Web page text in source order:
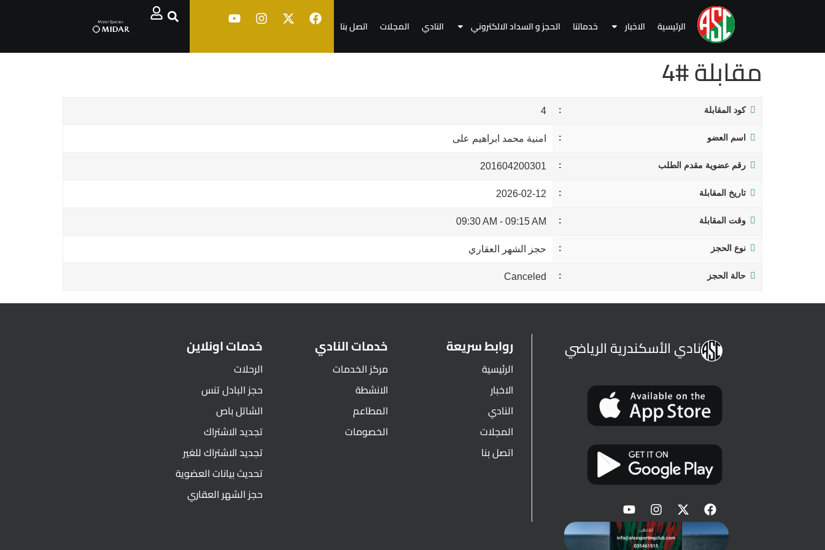
الرئيسية الاخبار خدماتنا الحجز و السداد الالكتروني النادي المجلات اتصل بنا
مقابلة #4
كود المقابلة 4
اسم العضو امنية محمد ابراهيم على
رقم عضوية مقدم الطلب 201604200301
تاريخ المقابلة 2026-02-12
وقت المقابلة 09:15 AM
-
09:30 AM
نوع الحجز حجز الشهر العقاري
حالة الحجز Canceled
نادي الأسكندرية الرياضي روابط سريعة
الرئيسية
الاخبار
النادي
المجلات
اتصل بنا
خدمات النادي
مركز الخدمات
الانشطة
المطاعم
الخصومات
خدمات اونلاين
الرحلات
حجز البادل تنس
الشاتل باص
تجديد الاشتراك
تجديد الاشتراك للغير
تحديث بيانات العضوية
حجز الشهر العقاري